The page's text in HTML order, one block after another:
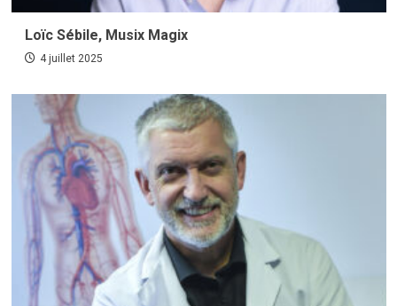
Loïc Sébile, Musix Magix
4 juillet 2025